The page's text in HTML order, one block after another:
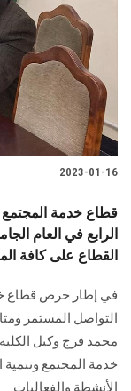
2023-01-16
قطاع خدمة المجتمع
القطاع على كافة
في إطار حرص قطاع
التواصل المستمر
محمد فرج وكيل
خدمة المجتمع وتنمية
الأنشطة والفعاليات.